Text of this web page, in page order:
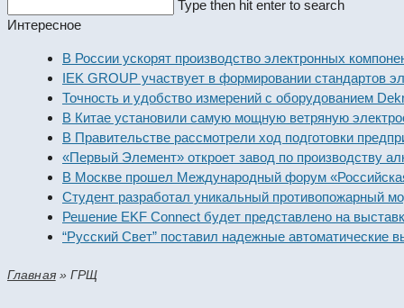
this
Type then hit enter to search
Интересное
В России ускорят производство электронных
IEK GROUP участвует в формировании стандартов
Точность и удобство измерений с оборудованием
В Китае установили самую мощную ветряную
В Правительстве рассмотрели ход подготовки
«Первый Элемент» откроет завод по производству
В Москве прошел Международный форум «Российская
Студент разработал уникальный противопожарный
Решение EKF Connect будет представлено на
“Русский Свет” поставил надежные
Главная»ГРЩ